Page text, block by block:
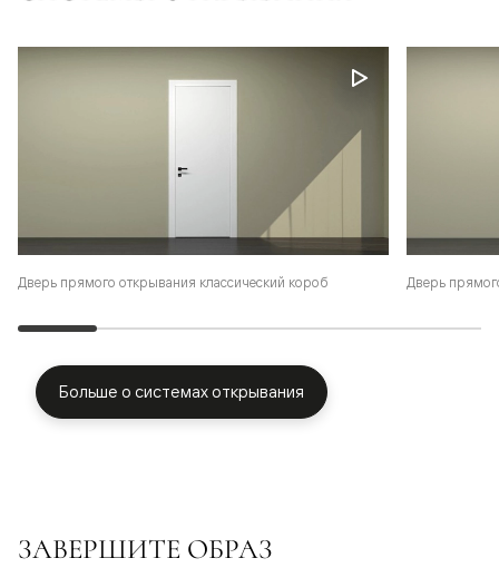
Дверь прямого открывания классический короб Дверь
Больше о системах открывания
ЗАВЕРШИТЕ ОБРАЗ